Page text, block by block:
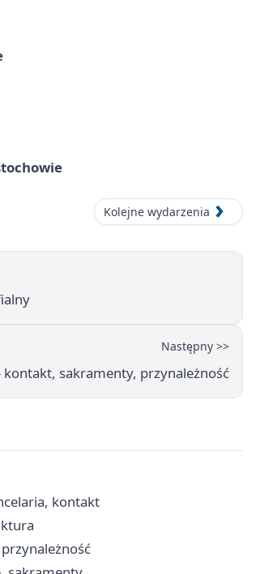
Kolejne wydarzenia
Następny >>
kontakt, sakramenty, przynależność
kontakt